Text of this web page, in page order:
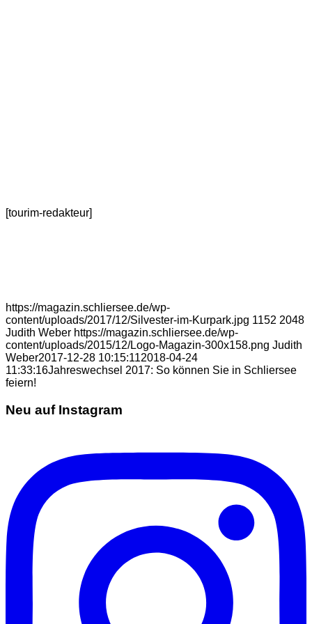
[tourim-redakteur]
https://magazin.schliersee.de/wp-
content/uploads/2017/12/Silvester-im-Kurpark.jpg 1152 2048
Judith Weber https://magazin.schliersee.de/wp-
content/uploads/2015/12/Logo-Magazin-300x158.png Judith
Weber2017-12-28 10:15:112018-04-24
11:33:16Jahreswechsel 2017: So können Sie in Schliersee
feiern!
Neu auf Instagram